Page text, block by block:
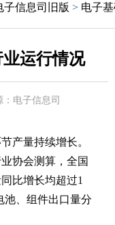
子信息司旧版 > 电子
运行情况
：电子信息司
产量持续增长。
协会测算，全国
比增长均超过1
池、组件出口量分